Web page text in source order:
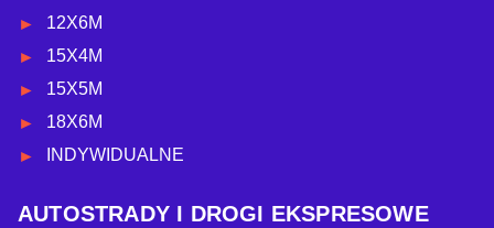
12X6M
15X4M
15X5M
18X6M
INDYWIDUALNE
AUTOSTRADY I DROGI EKSPRESOWE